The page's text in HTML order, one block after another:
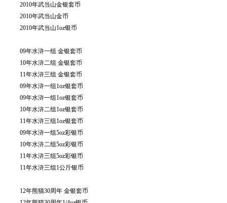
2010年武当山金银套币
2010年武当山金币
2010年武当山1oz银币
09年水浒一组 金银套币
10年水浒二组 金银套币
11年水浒三组 金银套币
09年水浒一组1oz银套币
09年水浒一组1oz银套币
10年水浒二组1oz银套币
11年水浒三组1oz银套币
09年水浒一组5oz彩银币
10年水浒二组5oz彩银币
11年水浒三组5oz彩银币
11年水浒三组1公斤银币
12年熊猫30周年 金银套币